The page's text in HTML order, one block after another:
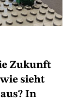
Zukunft
sieht
In